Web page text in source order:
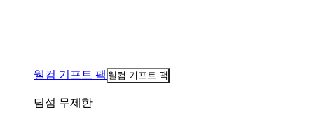
웰컴 기프트 팩 웰컴 기프트 팩
딤섬 무제한